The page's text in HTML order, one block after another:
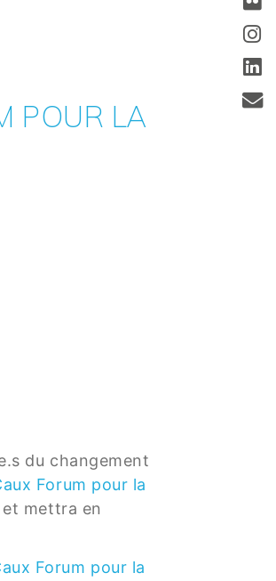
POUR LA
du changement
Forum pour la
mettra en
Forum pour la